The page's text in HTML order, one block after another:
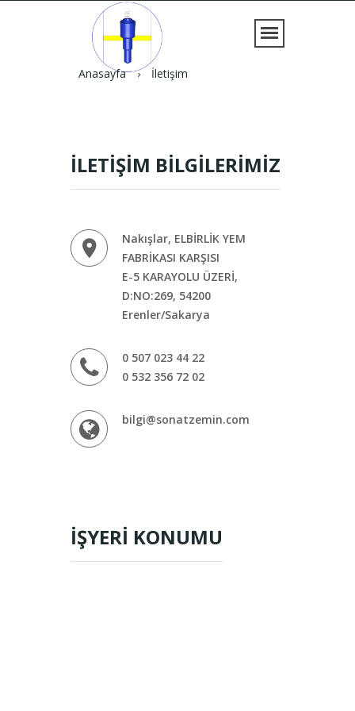
Anasayfa › İletişim
İLETİŞİM BİLGİLERİMİZ
Nakışlar, ELBİRLİK YEM
FABRİKASI KARŞISI
E-5 KARAYOLU ÜZERİ,
D:NO:269, 54200
Erenler/Sakarya
0 507 023 44 22
0 532 356 72 02
bilgi@sonatzemin.com
İŞYERİ KONUMU